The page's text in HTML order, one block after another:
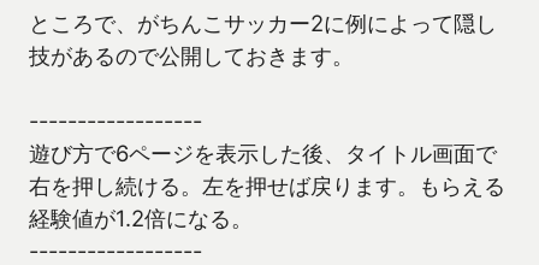
ところで、がちんこサッカー2に例によって隠し
技があるので公開しておきます。
------------------
遊び方で6ページを表示した後、タイトル画面で
右を押し続ける。左を押せば戻ります。もらえる
経験値が1.2倍になる。
------------------